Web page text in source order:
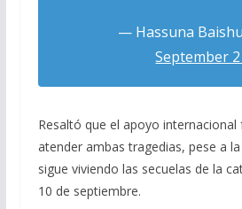
— Hassuna
September
Resaltó que el apoyo internacional
atender ambas tragedias, pese a
sigue viviendo las secuelas de la
10 de septiembre.